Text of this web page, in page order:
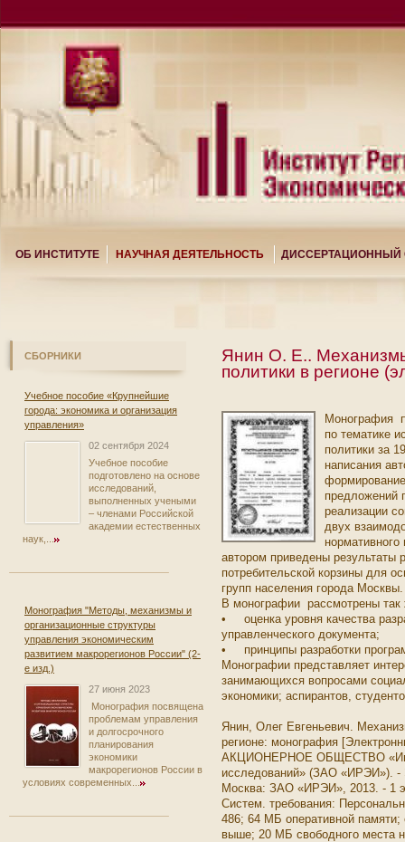
ОБ ИНСТИТУТЕ НАУЧНАЯ ДЕЯТЕЛЬНОСТЬ ДИССЕРТАЦИОННЫЙ
СБОРНИКИ
Учебное пособие «Крупнейшие
города: экономика и организация
управления»
02 сентября 2024
Учебное пособие
подготовлено на основе
исследований,
выполненных учеными
– членами Российской
академии естественных
наук,...
Монография "Методы, механизмы и
организационные структуры
управления экономическим
развитием макрорегионов России" (2-
е изд.)
27 июня 2023
Монография посвящена
проблемам управления
и долгосрочного
планирования
экономики
макрорегионов России в
условиях современных...
Янин О. Е..
политики в регионе
Монография
по тематике
политики за
написания
предложений
реализации
двух
автором приведены результаты
потребительской корзины для
групп населения города Москвы.
В монографии рассмотрены
• оценка уровня качества
управленческого документа;
• принципы разработки
Монографии представляет
занимающихся вопросами
экономики; аспирантов,
Янин, Олег Евгеньевич.
регионе: монография
АКЦИОНЕРНОЕ ОБЩЕСТВО
исследований» (ЗАО «ИРЭИ»).
Москва: ЗАО «ИРЭИ», 2013. - 1
Систем. требования:
486; 64 МБ оперативной
выше; 20 МБ свободного места